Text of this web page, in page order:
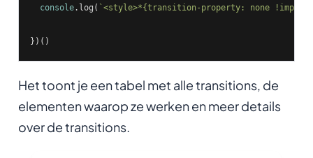
console.log( `<style>*{transition-property: none
})()
Het toont je een tabel met alle transitions, de
elementen waarop ze werken en meer details
over de transitions.